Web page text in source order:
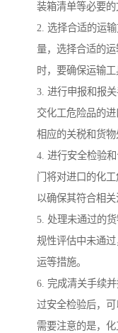
装箱清单等必要的
2. 选择合适的运
量，选择合适的
时，要确保运输工
3. 进行申报和报
交化工危险品的
相应的关税和货物
4. 进行安全检验
门将对进口的化工
以确保其符合相关
5. 处理未通过的
规性评估中未通
运等措施。
6. 完成清关手续
过安全检验后，可
需要注意的是，